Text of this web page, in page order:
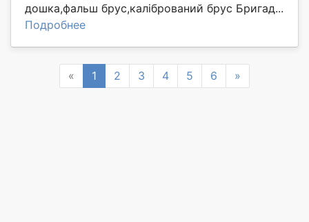
дошка,фальш брус,калібрований брус Бригад...
Подробнее
« Previous
1 2 3 4 5 6 »